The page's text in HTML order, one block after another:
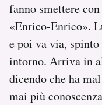
fanno smettere
«Enrico-­Enrico».
e poi va via,
intorno. Arriva in
dicendo che ha
mai più